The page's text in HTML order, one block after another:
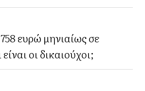
ευρώ μηνιαίως σε
οι δικαιούχοι;